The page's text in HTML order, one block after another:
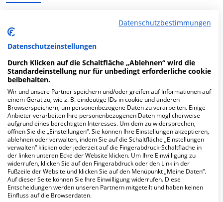
MVZ Stuttgart GmbH in der Schwabstr. 93 ist ein
medizinisches Versorgungszentrum in Stuttgart.
Mehr Informationen
FAQ
Hier ﬁnden Sie häuﬁg gestellte Fragen zu dieser Klinik.
Wie lautet die Adresse von MVZ Stuttgart
GmbH?
Schwabstr. 93
70193 Stuttgart
Datenschutzbestimmungen
Datenschutzeinstellungen
Durch Klicken auf die Schaltfläche „Ablehnen“ wird die
Standardeinstellung nur für unbedingt erforderliche cookie
beibehalten.
Wir und unsere Partner speichern und/oder greifen auf Informationen auf
einem Gerät zu, wie z. B. eindeutige IDs in cookie und anderen
Browserspeichern, um personenbezogene Daten zu verarbeiten. Einige
Anbieter verarbeiten Ihre personenbezogenen Daten möglicherweise
aufgrund eines berechtigten Interesses. Um dem zu widersprechen,
öffnen Sie die „Einstellungen“. Sie können Ihre Einstellungen akzeptieren,
ablehnen oder verwalten, indem Sie auf die Schaltfläche „Einstellungen
verwalten“ klicken oder jederzeit auf die Fingerabdruck-Schaltfläche in
der linken unteren Ecke der Website klicken. Um Ihre Einwilligung zu
widerrufen, klicken Sie auf den Fingerabdruck oder den Link in der
Fußzeile der Website und klicken Sie auf den Menüpunkt „Meine Daten“.
Auf dieser Seite können Sie Ihre Einwilligung widerrufen. Diese
Entscheidungen werden unseren Partnern mitgeteilt und haben keinen
Einfluss auf die Browserdaten.